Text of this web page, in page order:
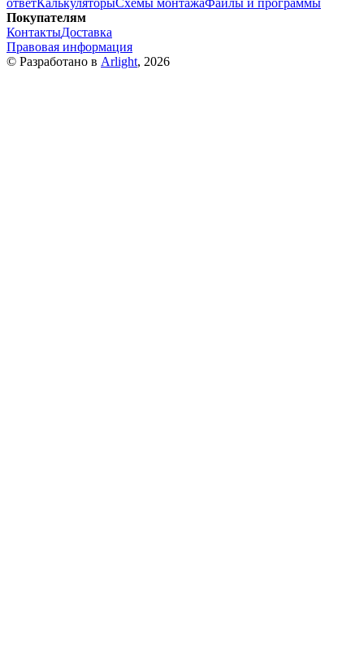
ответКалькуляторыСхемы монтажаФайлы и программы
Покупателям
КонтактыДоставка
Правовая информация
© Разработано в Arlight, 2026